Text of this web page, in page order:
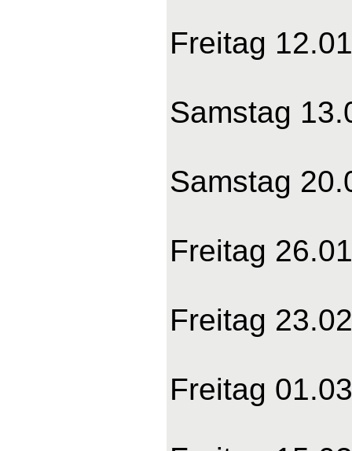
Freitag
Samstag
Samstag
Freitag
Freitag
Freitag